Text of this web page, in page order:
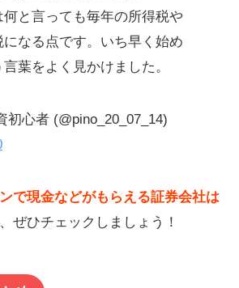
と言っても毎年の所得税や
なる点です。いち早く始め
葉をよく見かけました。
心者 (@pino_20_07_14)
で現金などがもらえる証券会社は
ぜひチェックしましょう！